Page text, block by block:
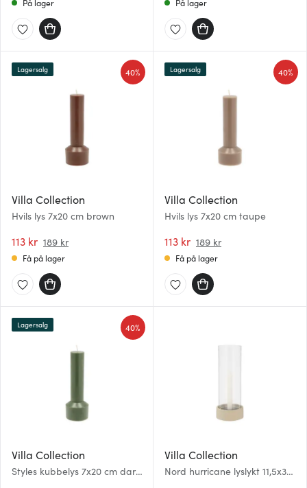
På lager På lager
Villa Collection
Hvils lys 7x20 cm brown
113 kr 189 kr
40%
Lagersalg
Få på lager
Villa Collection
Hvils lys 7x20 cm taupe
113 kr 189 kr
40%
Lagersalg
Få på lager
Villa Collection
Styles kubbelys 7x20 cm dark
40%
Lagersalg
Villa Collection
Nord hurricane lyslykt 11,5x31